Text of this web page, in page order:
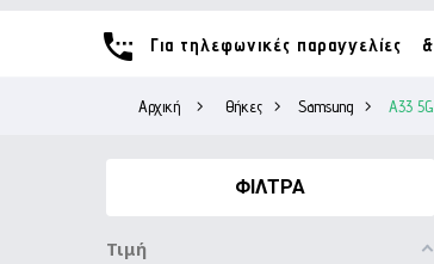
Για τηλεφωνικές παραγγελίες &
Αρχική > Θήκες > Samsung > A33 5G
ΦΊΛΤΡΑ
Τιμή